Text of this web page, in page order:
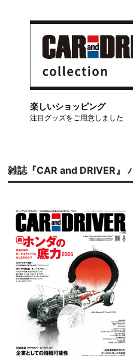
楽しいショッピング
注目グッズをご用意しました
雑誌『CAR and DRIVER』